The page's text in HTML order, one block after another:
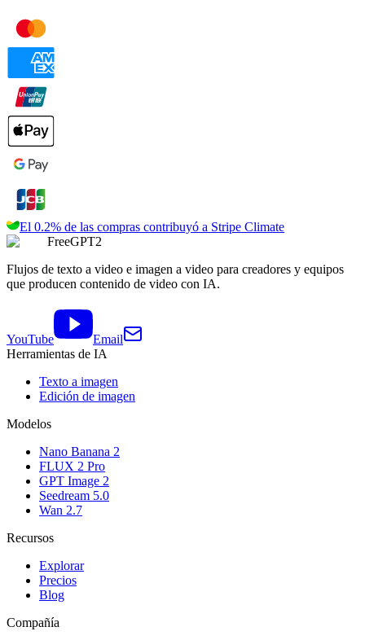
El 0.2% de las compras contribuyó a Stripe Climate
FreeGPT2
Flujos de texto a video e imagen a video para creadores y equipos
que producen contenido de video con IA.
YouTube
Email
Herramientas de IA
Texto a imagen
Edición de imagen
Modelos
Nano Banana 2
FLUX 2 Pro
GPT Image 2
Seedream 5.0
Wan 2.7
Recursos
Explorar
Precios
Blog
Compañía